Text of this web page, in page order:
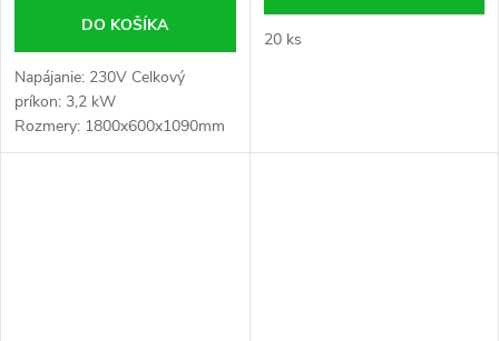
DO KOŠÍKA
Napájanie: 230V Celkový
príkon: 3,2 kW
Rozmery: 1800x600x1090mm
Hmotnosť: 126 kg
20 ks